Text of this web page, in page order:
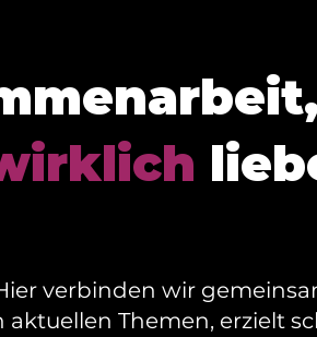
verbinden wir
Themen, erzielt